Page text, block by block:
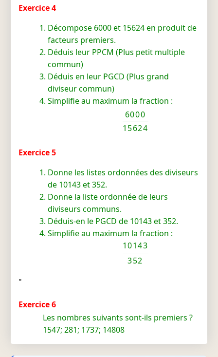
Exercice 4
Décompose 6000 et 15624 en produit de
facteurs premiers.
Déduis leur PPCM (Plus petit multiple
commun)
Déduis en leur PGCD (Plus grand
diviseur commun)
Simplifie au maximum la fraction :
6000
15624
Exercice 5
Donne les listes ordonnées des diviseurs
de 10143 et 352.
Donne la liste ordonnée de leurs
diviseurs communs.
Déduis-en le PGCD de 10143 et 352.
Simplifie au maximum la fraction :
10143
352
"
Exercice 6
Les nombres suivants sont-ils premiers ?
1547; 281; 1737; 14808